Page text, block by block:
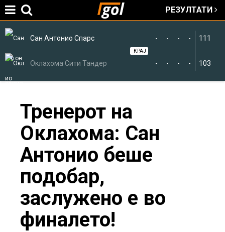
РЕЗУЛТАТИ
Сан Антонио Спарс
Оклахома Сити Тандер
111
103
-
-
-
-
-
-
-
-
КРАЈ
You
here
Тренерот на
Оклахома: Сан
Антонио беше
подобар,
заслужено е во
финалето!